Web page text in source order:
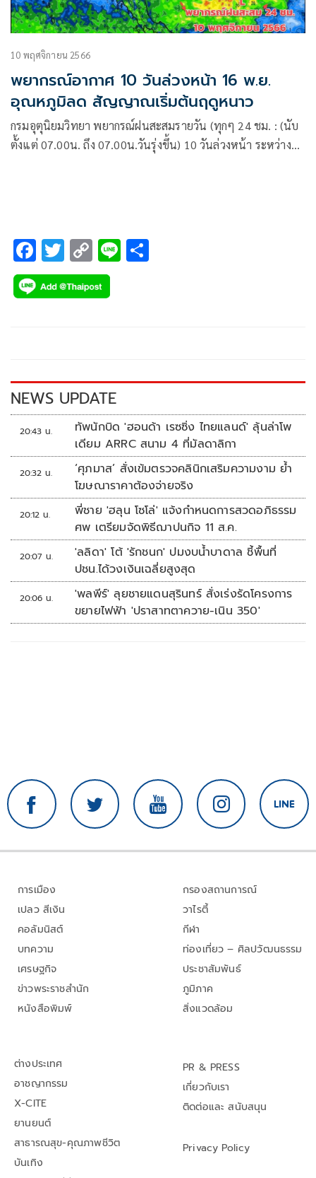
10 พฤศจิกายน 2566
พยากรณ์อากาศ 10 วันล่วงหน้า 16 พ.ย.
อุณหภูมิลด สัญญาณเริ่มต้นฤดูหนาว
กรมอุตุนิยมวิทยา พยากรณ์ฝนสะสมรายวัน (ทุกๆ 24 ชม. : (นับ
ตั้งแต่ 07.00น. ถึง 07.00น.วันรุ่งขึ้น) 10 วันล่วงหน้า ระหว่าง
F
ac
e
k
T
wi
tt
C
o
p
k
Li
NEWS UPDATE
20:43 น.
ทัพนักบิด 'ฮอนด้า เรซซิ่ง ไทยแลนด์' ลุ้นล่าโพ
เดียม ARRC สนาม 4 ที่มัลดาลิกา
20:32 น.
‘ศุภมาส’ สั่งเข้มตรวจคลินิกเสริมความงาม ย้ำ
โฆษณาราคาต้องจ่ายจริง
20:12 น.
พี่ชาย 'ฮลุน โซโล่' แจ้งกำหนดการสวดอภิธรรม
ศพ เตรียมจัดพิธีฌาปนกิจ 11 ส.ค.
20:07 น.
'ลลิดา' โต้ 'รักชนก' ปมงบน้ำบาดาล ชี้พื้นที่
ปชน.ได้วงเงินเฉลี่ยสูงสุด
20:06 น.
'พลพีร์' ลุยชายแดนสุรินทร์ สั่งเร่งรัดโครงการ
ขยายไฟฟ้า 'ปราสาทตาควาย-เนิน 350'
การเมือง
เปลว สีเงิน
คอลัมนิสต์
บทความ
เศรษฐกิจ
ข่าวพระราชสำนัก
หนังสือพิมพ์
กรองสถานการณ์
วาไรตี้
กีฬา
ท่องเที่ยว – ศิลปวัฒนธรรม
ประชาสัมพันธ์
ภูมิภาค
สิ่งแวดล้อม
ต่างประเทศ
อาชญากรรม
X-CITE
ยานยนต์
สาธารณสุข-คุณภาพชีวิต
บันเทิง
PR & PRESS
เกี่ยวกับเรา
ติดต่อและ สนับสนุน
Privacy Policy